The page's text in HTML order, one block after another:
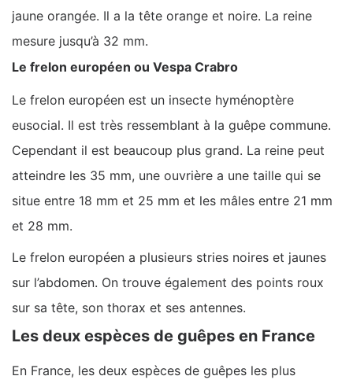
jaune orangée. Il a la tête orange et noire. La reine
mesure jusqu’à 32 mm.
Le frelon européen ou Vespa Crabro
Le frelon européen est un insecte hyménoptère
eusocial. Il est très ressemblant à la guêpe commune.
Cependant il est beaucoup plus grand. La reine peut
atteindre les 35 mm, une ouvrière a une taille qui se
situe entre 18 mm et 25 mm et les mâles entre 21 mm
et 28 mm.
Le frelon européen a plusieurs stries noires et jaunes
sur l’abdomen. On trouve également des points roux
sur sa tête, son thorax et ses antennes.
Les deux espèces de guêpes en France
En France, les deux espèces de guêpes les plus